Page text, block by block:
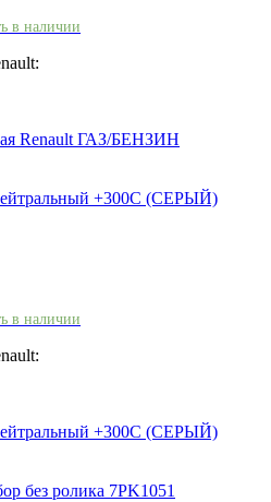
в наличии
Renault ГАЗ/БЕНЗИН
+300С (СЕРЫЙ)
в наличии
+300С (СЕРЫЙ)
без ролика 7PK1051